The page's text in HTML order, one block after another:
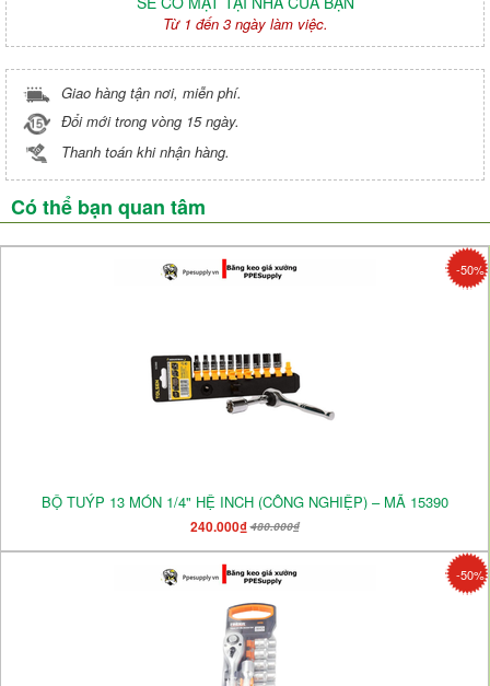
Từ 1 đến 3 ngày làm việc.
Giao hàng tận nơi, miễn phí.
Đổi mới trong vòng 15 ngày.
Thanh toán khi nhận hàng.
Có thể bạn quan tâm
-50%
BỘ TUÝP 13 MÓN 1/4" HỆ INCH (CÔNG NGHIỆP) – MÃ 15390
240.000₫480.000₫
-50%